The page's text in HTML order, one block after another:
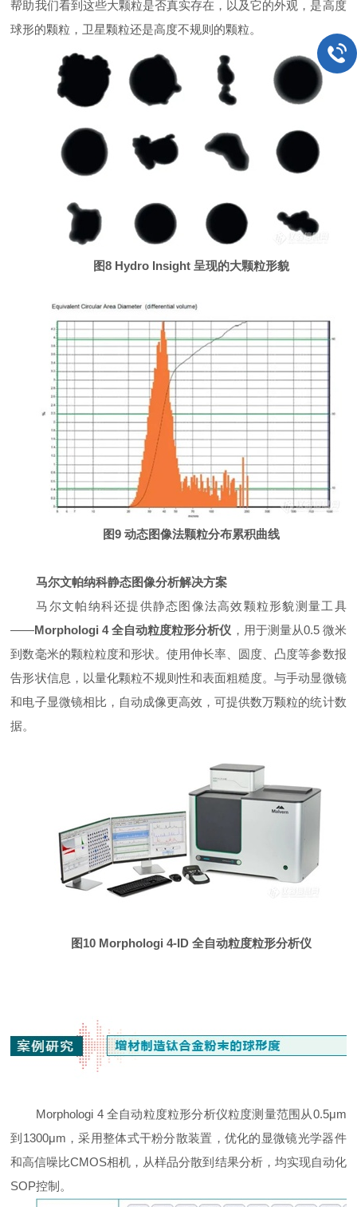
帮助我们看到这些大颗粒是否真实存在，以及它的外观，是高度
球形的颗粒，卫星颗粒还是高度不规则的颗粒。
图8 Hydro Insight 呈现的大颗粒形貌
图9 动态图像法颗粒分布累积曲线
马尔文帕纳科静态图像分析解决方案
马尔文帕纳科还提供静态图像法高效颗粒形貌测量工具
——Morphologi 4 全自动粒度粒形分析仪 ，用于测量从0.5 微米
到数毫米的颗粒粒度和形状。使用伸长率、圆度、凸度等参数报
告形状信息，以量化颗粒不规则性和表面粗糙度。与手动显微镜
和电子显微镜相比，自动成像更高效，可提供数万颗粒的统计数
据。
图10 Morphologi 4-ID 全自动粒度粒形分析仪
Morphologi 4 全自动粒度粒形分析仪粒度测量范围从0.5μm
到1300μm，采用整体式干粉分散装置，优化的显微镜光学器件
和高信噪比CMOS相机，从样品分散到结果分析，均实现自动化
SOP控制。